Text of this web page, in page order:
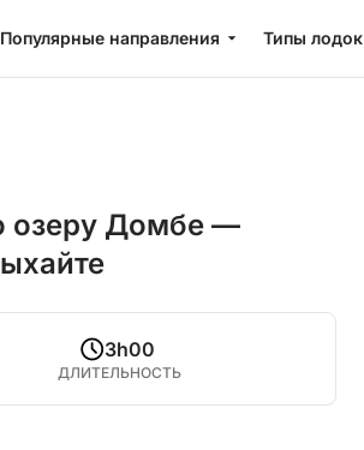
Популярные направления Типы лодок
озеру Домбе —
3h00
ДЛИТЕЛЬНОСТЬ